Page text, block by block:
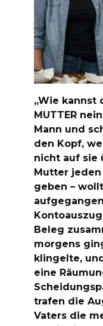
„Wie kannst
MUTTER
Mann und
den Kopf,
nicht auf sie
Mutter jeden
geben –
Beleg
morgens
klingelte,
eine
trafen die
Vaters die